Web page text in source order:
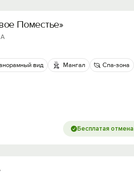
Поместье»
А
вид Мангал Спа-зона
Бесплатая отмена